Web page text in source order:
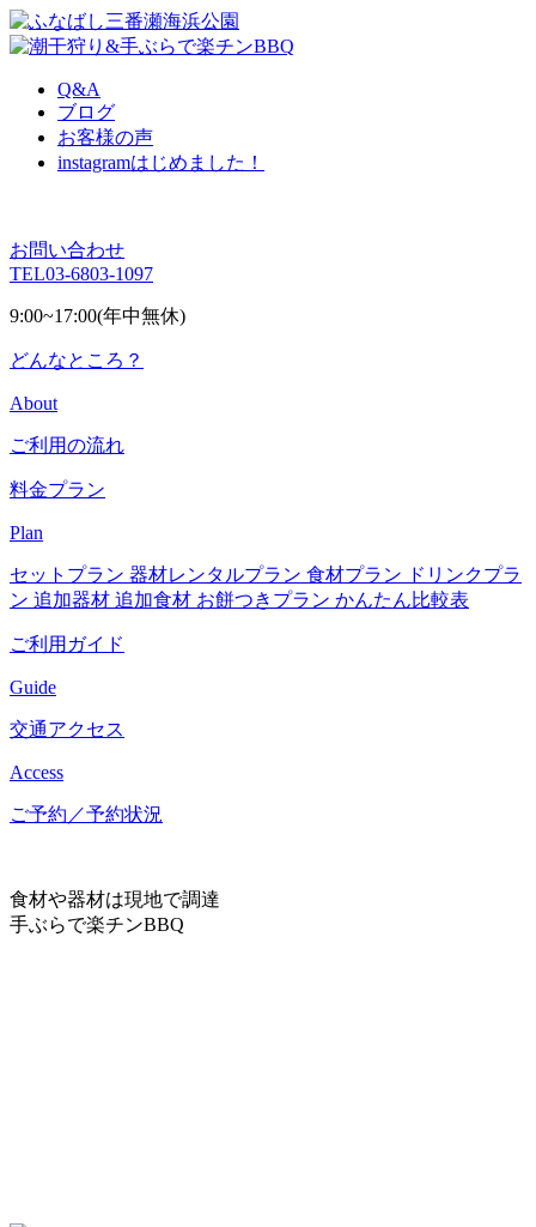
Q&A
ブログ
お客様の声
instagramはじめました！
お問い合わせ
TEL03-6803-1097
9:00~17:00(年中無休)
どんなところ？
About
ご利用の流れ
料金プラン
Plan
セットプラン 器材レンタルプラン 食材プラン ドリンクプラ
ン 追加器材 追加食材 お餅つきプラン かんたん比較表
ご利用ガイド
Guide
交通アクセス
Access
ご予約／予約状況
食材や器材は現地で調達
手ぶらで楽チンBBQ